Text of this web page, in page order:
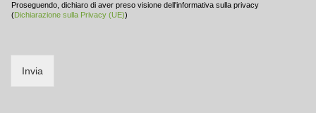
Proseguendo, dichiaro di aver preso visione dell'informativa sulla privacy
(Dichiarazione sulla Privacy (UE))
Invia